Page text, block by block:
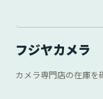
フジヤカメラ
カメラ専門店の在庫を